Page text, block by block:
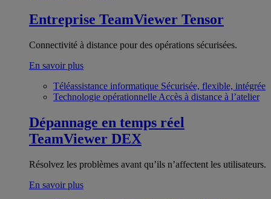
Entreprise TeamViewer Tensor
Connectivité à distance pour des opérations sécurisées.
En savoir plus
Téléassistance informatique Sécurisée, flexible, intégrée
Technologie opérationnelle Accès à distance à l’atelier
Dépannage en temps réel
TeamViewer DEX
Résolvez les problèmes avant qu’ils n’affectent les utilisateurs.
En savoir plus